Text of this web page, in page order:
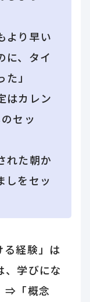
り早い
に、タイ
」
はカレン
セッ
た朝か
しをセッ
る経験」は
、学びにな
⇒「概念